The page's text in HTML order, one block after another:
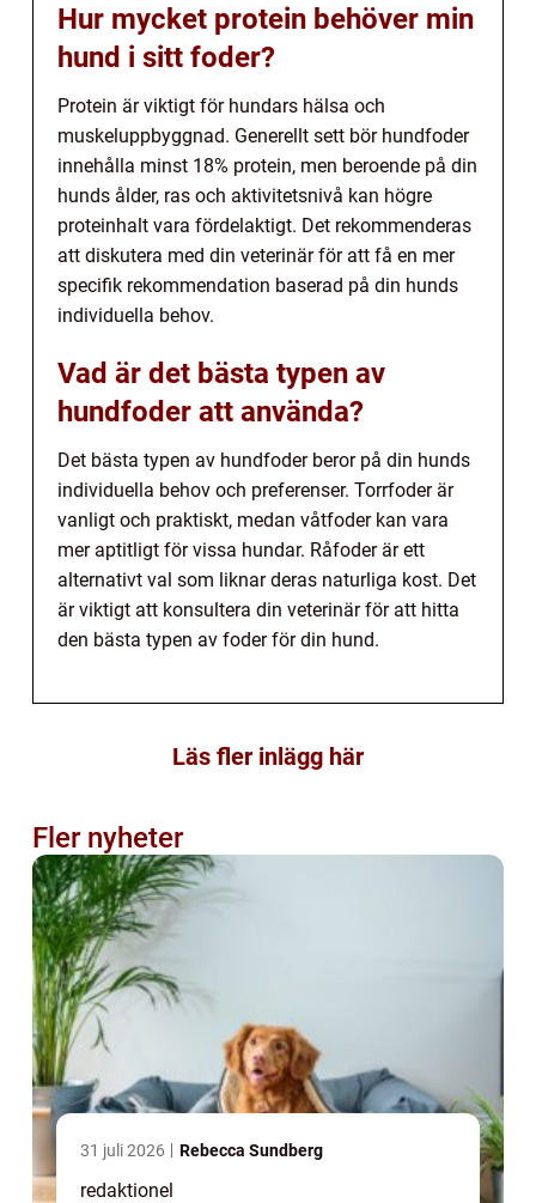
Hur mycket protein behöver min
hund i sitt foder?
Protein är viktigt för hundars hälsa och
muskeluppbyggnad. Generellt sett bör hundfoder
innehålla minst 18% protein, men beroende på din
hunds ålder, ras och aktivitetsnivå kan högre
proteinhalt vara fördelaktigt. Det rekommenderas
att diskutera med din veterinär för att få en mer
specifik rekommendation baserad på din hunds
individuella behov.
Vad är det bästa typen av
hundfoder att använda?
Det bästa typen av hundfoder beror på din hunds
individuella behov och preferenser. Torrfoder är
vanligt och praktiskt, medan våtfoder kan vara
mer aptitligt för vissa hundar. Råfoder är ett
alternativt val som liknar deras naturliga kost. Det
är viktigt att konsultera din veterinär för att hitta
den bästa typen av foder för din hund.
Läs fler inlägg här
Fler nyheter
31 juli 2026 Rebecca Sundberg
redaktionel